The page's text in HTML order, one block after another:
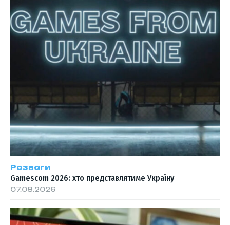
Розваги
Gamescom 2026: хто представлятиме Україну
07.08.2026